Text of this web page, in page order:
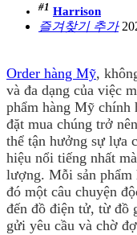
#1 Harrison
즐겨찾기 추가
Order hàng Mỹ,
và đa dạng của việc
phẩm hàng Mỹ chính
đặt mua chúng trở
thể tận hưởng sự lựa
hiệu nổi tiếng nhất
lượng. Mỗi sản phẩm
đó một câu chuyện
đến đồ điện tử, từ đồ
gửi yêu cầu và chờ